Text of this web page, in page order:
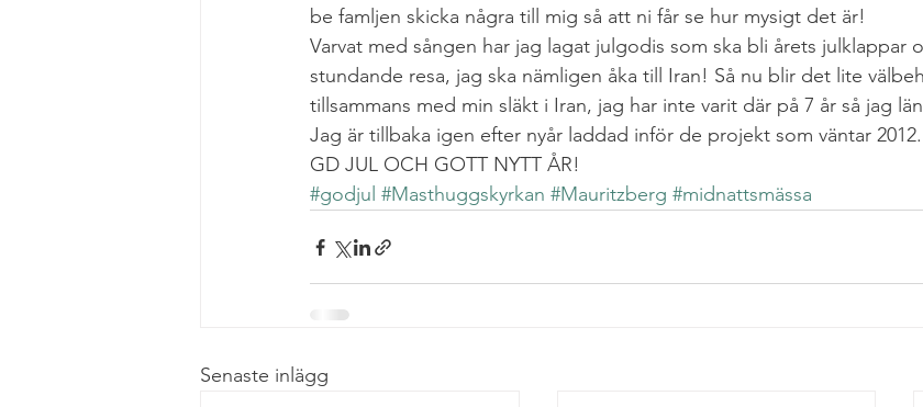
be famljen skicka några till mig så att ni får se hur mysigt det är!
Varvat med sången har jag lagat julgodis som ska bli årets julklappar
stundande resa, jag ska nämligen åka till Iran! Så nu blir det lite
tillsammans med min släkt i Iran, jag har inte varit där på 7 år så jag
Jag är tillbaka igen efter nyår laddad inför de projekt som väntar 2012.
GD JUL OCH GOTT NYTT ÅR!
#godjul #Masthuggskyrkan #Mauritzberg #midnattsmässa
Senaste inlägg